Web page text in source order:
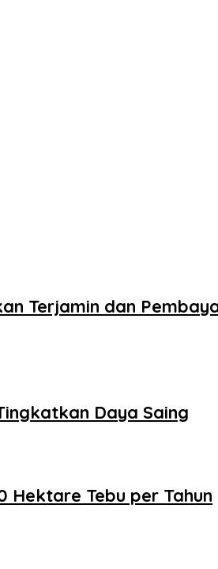
Terjamin dan
Daya Saing
Hektare Tebu per Tahun